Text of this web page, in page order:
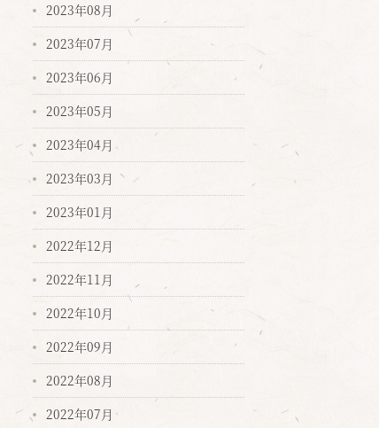
2023年08月
2023年07月
2023年06月
2023年05月
2023年04月
2023年03月
2023年01月
2022年12月
2022年11月
2022年10月
2022年09月
2022年08月
2022年07月